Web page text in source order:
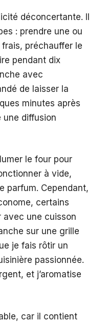
déconcertante. Il
: prendre une ou
préchauffer le
pendant dix
avec
de laisser la
minutes après
une diffusion
le four pour
à vide,
parfum. Cependant,
certains
avec une cuisson
sur une grille
je fais rôtir un
passionnée.
et j’aromatise
car il contient